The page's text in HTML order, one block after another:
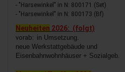
- "Harsewinkel" in N: 800171 (Set)
- "Harsewinkel" in N: 800173 (Bf)
Neuheiten 2026: (folgt)
vorab: in Umsetzung.
neue Werkstattgebäude und
Eisenbahnwohnhäuser + Sozialgeb.